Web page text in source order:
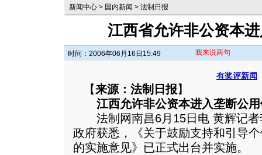
新闻中心 > 国内新闻 > 法制日报
江西省允许非公资本
时间：2006年06月16日15:49 我来说两句
有奖评新闻
【来源：法制日报】
江西允许非公资本进入垄断公
法制网南昌6月15日电 黄辉记者
政府获悉，《关于鼓励支持和引导
的实施意见》已正式出台并实施。